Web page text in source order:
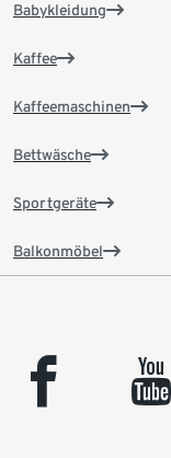
Babykleidung
Kaffee
Kaffeemaschinen
Bettwäsche
Sportgeräte
Balkonmöbel
facebook youtube